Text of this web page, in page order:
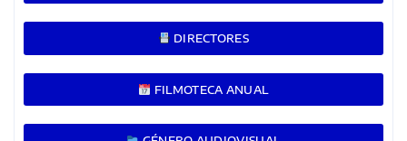
DIRECTORES
FILMOTECA ANUAL